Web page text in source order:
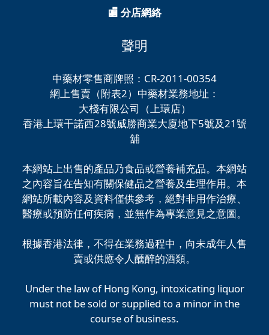
🏬 分店網絡
聲明
中藥材零售商牌照：CR-2011-00354
網上售賣（附表2）中藥材業務地址：
大棧有限公司（上環店）
香港上環干諾西28號威勝商業大廈地下5號及21號
舖
本網站上出售的產品乃食品或營養補充品。本網站
之內容旨在告知有關保健品之營養及生理作用。本
網站所載內容及資料僅供參考，絕對非用作治療、
醫療或預防任何疾病，並無作為專業意見之意圖。
根據香港法律，不得在業務過程中，向未成年人售
賣或供應令人醺醉的酒類。
Under the law of Hong Kong, intoxicating liquor
must not be sold or supplied to a minor in the
course of business.